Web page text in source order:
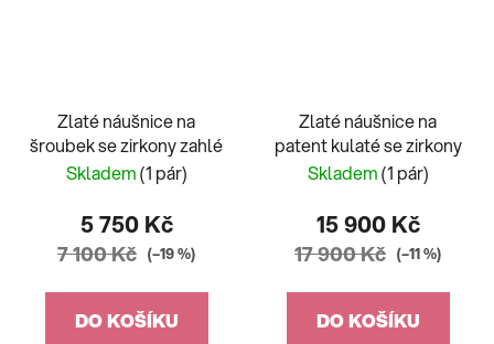
Zlaté náušnice na
šroubek se zirkony zahlé
Skladem(1 pár)
5 750 Kč
7 100 Kč (–19 %)
DO KOŠÍKU
Zlaté náušnice na
patent kulaté se zirkony
Skladem(1 pár)
15 900 Kč
17 900 Kč (–11 %)
DO KOŠÍKU